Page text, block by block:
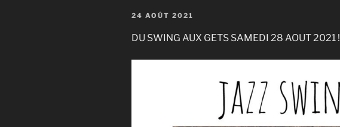
PUBLIÉ
24 AOÛT 2021
DU SWING AUX GETS SAMEDI 28 AOUT 2021 !